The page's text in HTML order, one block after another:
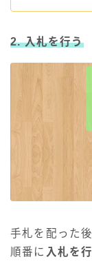
2. 入札を行う
手札を配った後
順番に 入札を